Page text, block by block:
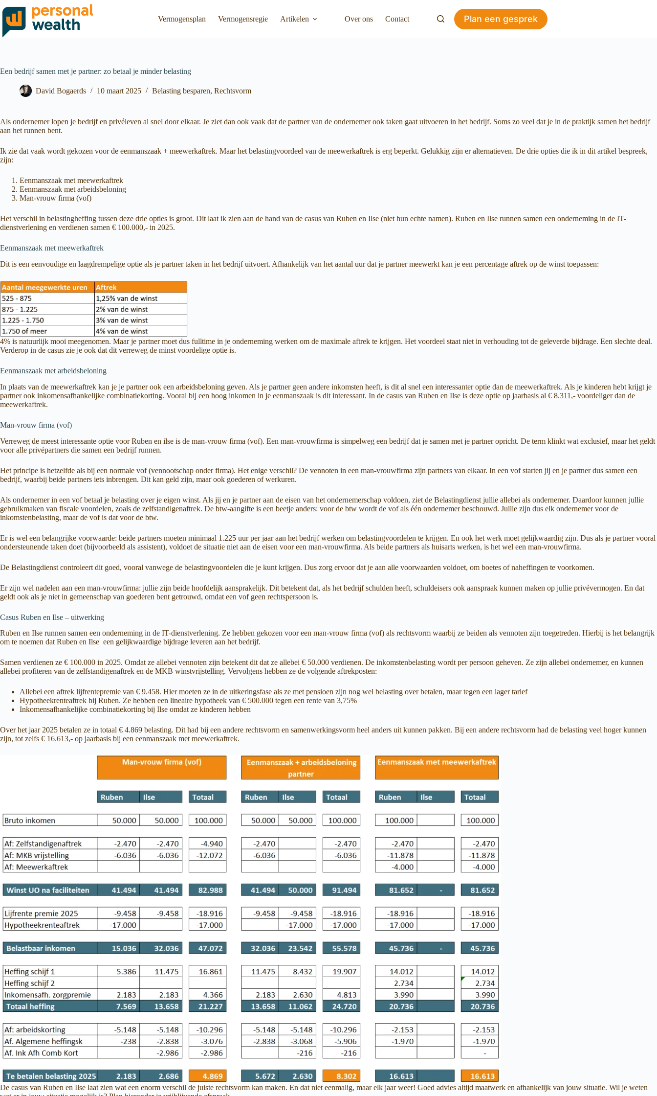
Vermogensplan Vermogensregie Artikelen Over ons Contact Plan een gesprek
Een bedrijf samen met je partner: zo betaal je minder belasting
David Bogaerds 10 maart 2025 Belasting besparen, Rechtsvorm
Als ondernemer lopen je bedrijf en privéleven al snel door elkaar. Je ziet dan ook vaak dat de partner van de ondernemer ook taken gaat uitvoeren in het bedrijf. Soms zo veel dat je in de praktijk samen het bedrijf
aan het runnen bent.
Ik zie dat vaak wordt gekozen voor de eenmanszaak + meewerkaftrek. Maar het belastingvoordeel van de meewerkaftrek is erg beperkt. Gelukkig zijn er alternatieven. De drie opties die ik in dit artikel bespreek,
zijn:
Eenmanszaak met meewerkaftrek
Eenmanszaak met arbeidsbeloning
Man-vrouw firma (vof)
Het verschil in belastingheffing tussen deze drie opties is groot. Dit laat ik zien aan de hand van de casus van Ruben en Ilse (niet hun echte namen). Ruben en Ilse runnen samen een onderneming in de IT-
dienstverlening en verdienen samen € 100.000,- in 2025.
Eenmanszaak met meewerkaftrek
Dit is een eenvoudige en laagdrempelige optie als je partner taken in het bedrijf uitvoert. Afhankelijk van het aantal uur dat je partner meewerkt kan je een percentage aftrek op de winst toepassen:
4% is natuurlijk mooi meegenomen. Maar je partner moet dus fulltime in je onderneming werken om de maximale aftrek te krijgen. Het voordeel staat niet in verhouding tot de geleverde bijdrage. Een slechte deal.
Verderop in de casus zie je ook dat dit verreweg de minst voordelige optie is.
Eenmanszaak met arbeidsbeloning
In plaats van de meewerkaftrek kan je je partner ook een arbeidsbeloning geven. Als je partner geen andere inkomsten heeft, is dit al snel een interessanter optie dan de meewerkaftrek. Als je kinderen hebt krijgt je
partner ook inkomensafhankelijke combinatiekorting. Vooral bij een hoog inkomen in je eenmanszaak is dit interessant. In de casus van Ruben en Ilse is deze optie op jaarbasis al € 8.311,- voordeliger dan de
meewerkaftrek.
Man-vrouw firma (vof)
Verreweg de meest interessante optie voor Ruben en ilse is de man-vrouw firma (vof). Een man-vrouwfirma is simpelweg een bedrijf dat je samen met je partner opricht. De term klinkt wat exclusief, maar het geldt
voor alle privépartners die samen een bedrijf runnen.
Het principe is hetzelfde als bij een normale vof (vennootschap onder firma). Het enige verschil? De vennoten in een man-vrouwfirma zijn partners van elkaar. In een vof starten jij en je partner dus samen een
bedrijf, waarbij beide partners iets inbrengen. Dit kan geld zijn, maar ook goederen of werkuren.
Als ondernemer in een vof betaal je belasting over je eigen winst. Als jij en je partner aan de eisen van het ondernemerschap voldoen, ziet de Belastingdienst jullie allebei als ondernemer. Daardoor kunnen jullie
gebruikmaken van fiscale voordelen, zoals de zelfstandigenaftrek. De btw-aangifte is een beetje anders: voor de btw wordt de vof als één ondernemer beschouwd. Jullie zijn dus elk ondernemer voor de
inkomstenbelasting, maar de vof is dat voor de btw.
Er is wel een belangrijke voorwaarde: beide partners moeten minimaal 1.225 uur per jaar aan het bedrijf werken om belastingvoordelen te krijgen. En ook het werk moet gelijkwaardig zijn. Dus als je partner vooral
ondersteunende taken doet (bijvoorbeeld als assistent), voldoet de situatie niet aan de eisen voor een man-vrouwfirma. Als beide partners als huisarts werken, is het wel een man-vrouwfirma.
De Belastingdienst controleert dit goed, vooral vanwege de belastingvoordelen die je kunt krijgen. Dus zorg ervoor dat je aan alle voorwaarden voldoet, om boetes of naheffingen te voorkomen.
Er zijn wel nadelen aan een man-vrouwfirma: jullie zijn beide hoofdelijk aansprakelijk. Dit betekent dat, als het bedrijf schulden heeft, schuldeisers ook aanspraak kunnen maken op jullie privévermogen. En dat
geldt ook als je niet in gemeenschap van goederen bent getrouwd, omdat een vof geen rechtspersoon is.
Casus Ruben en Ilse – uitwerking
Ruben en Ilse runnen samen een onderneming in de IT-dienstverlening. Ze hebben gekozen voor een man-vrouw firma (vof) als rechtsvorm waarbij ze beiden als vennoten zijn toegetreden. Hierbij is het belangrijk
om te noemen dat Ruben en Ilse een gelijkwaardige bijdrage leveren aan het bedrijf.
Samen verdienen ze € 100.000 in 2025. Omdat ze allebei vennoten zijn betekent dit dat ze allebei € 50.000 verdienen. De inkomstenbelasting wordt per persoon geheven. Ze zijn allebei ondernemer, en kunnen
allebei profiteren van de zelfstandigenaftrek en de MKB winstvrijstelling. Vervolgens hebben ze de volgende aftrekposten:
Allebei een aftrek lijfrentepremie van € 9.458. Hier moeten ze in de uitkeringsfase als ze met pensioen zijn nog wel belasting over betalen, maar tegen een lager tarief
Hypotheekrenteaftrek bij Ruben. Ze hebben een lineaire hypotheek van € 500.000 tegen een rente van 3,75%
Inkomensafhankelijke combinatiekorting bij Ilse omdat ze kinderen hebben
Over het jaar 2025 betalen ze in totaal € 4.869 belasting. Dit had bij een andere rechtsvorm en samenwerkingsvorm heel anders uit kunnen pakken. Bij een andere rechtsvorm had de belasting veel hoger kunnen
zijn, tot zelfs € 16.613,- op jaarbasis bij een eenmanszaak met meewerkaftrek.
De casus van Ruben en Ilse laat zien wat een enorm verschil de juiste rechtsvorm kan maken. En dat niet eenmalig, maar elk jaar weer! Goed advies altijd maatwerk en afhankelijk van jouw situatie. Wil je weten